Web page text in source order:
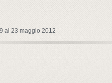
al 23 maggio 2012